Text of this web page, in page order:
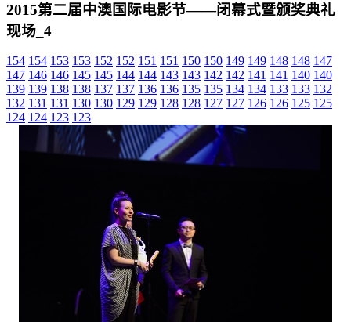
2015第二届中澳国际电影节——闭幕式暨颁奖典礼
现场_4
154 154 153 153 152 152 151 151 150 150 149 149 148 148 147
147 146 146 145 145 144 144 143 143 142 142 141 141 140 140
139 139 138 138 137 137 136 136 135 135 134 134 133 133 132
132 131 131 130 130 129 129 128 128 127 127 126 126 125 125
124 124 123 123